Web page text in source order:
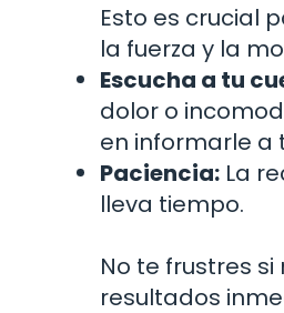
Esto es crucial
la fuerza y la
Escucha a tu
dolor o
en informarle a
Paciencia: La
lleva tiempo.
No te frustres si
resultados